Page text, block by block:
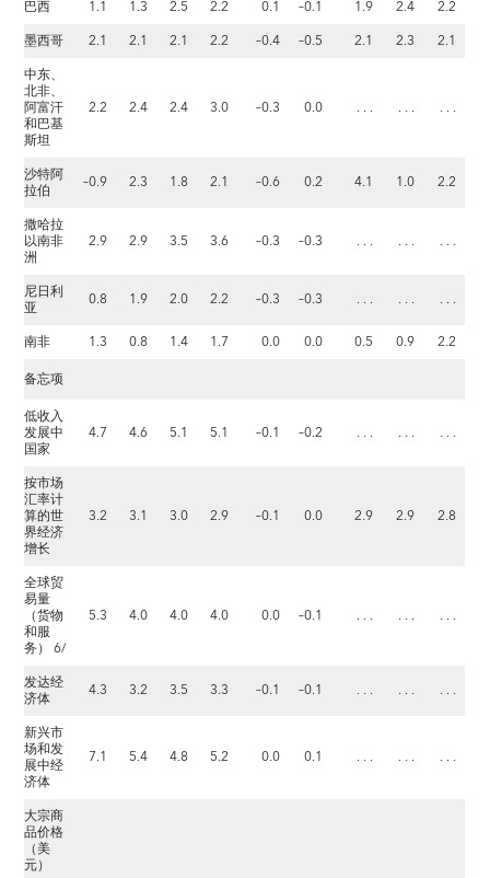
巴西 1.1 1.3 2.5 2.2 0.1 –0.1 1.9 2.4
2.2
墨西哥
2.1 2.1 2.1 2.2 –0.4 –0.5 2.1 2.3
2.1
中东、
北非、
阿富汗
和巴基
斯坦
2.2 2.4 2.4 3.0 –0.3 0.0 . . . . . . . . .
沙特阿
拉伯 –0.9 2.3 1.8 2.1 –0.6 0.2 4.1 1.0
2.2
撒哈拉
以南非
洲
2.9 2.9 3.5 3.6 –0.3 –0.3 . . . . . . . . .
尼日利
亚 0.8 1.9 2.0 2.2 –0.3 –0.3 . . . . . .
. . .
南非
1.3 0.8 1.4 1.7 0.0 0.0 0.5 0.9
2.2
备忘项
低收入
发展中
国家
4.7 4.6 5.1 5.1 –0.1 –0.2 . . . . . . . . .
按市场
汇率计
算的世
界经济
增长
3.2 3.1 3.0 2.9 –0.1 0.0 2.9 2.9 2.8
全球贸
易量
（货物
和服
务） 6/
5.3 4.0 4.0 4.0 0.0 –0.1 . . . . . . . . .
发达经
济体 4.3 3.2 3.5 3.3 –0.1 –0.1 . . . . . .
. . .
新兴市
场和发
展中经
济体
7.1 5.4 4.8 5.2 0.0 0.1 . . . . . . . . .
大宗商
品价格
（美
元）